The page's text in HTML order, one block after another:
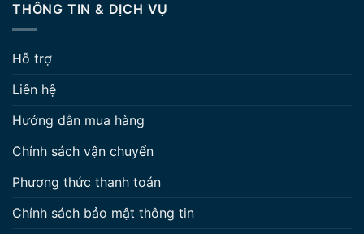
THÔNG TIN & DỊCH VỤ
Hỗ trợ
Liên hệ
Hướng dẫn mua hàng
Chính sách vận chuyển
Phương thức thanh toán
Chính sách bảo mật thông tin